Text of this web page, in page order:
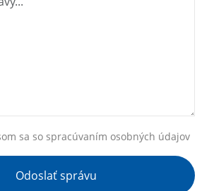
sa so spracúvaním osobných údajov
Odoslať správu